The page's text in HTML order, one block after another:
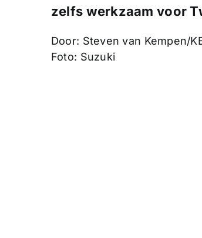
zelfs werkzaam voor
Door: Steven van Kempen/
Foto: Suzuki